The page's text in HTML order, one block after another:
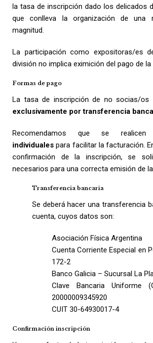
la tasa de inscripción dado los delicados
que conlleva la organización de una
magnitud.
La participación como expositoras/es
división no implica eximición del pago de la
Formas de pago
La tasa de inscripción de no socias/os
exclusivamente por transferencia
Recomendamos que se
individuales para facilitar la facturación.
confirmación de la inscripción, se
necesarios para una correcta emisión de
Transferencia bancaria
Se deberá hacer una transferencia
cuenta, cuyos datos son:
Asociación Física Argentina
Cuenta Corriente Especial en
172-2
Banco Galicia – Sucursal La
Clave Bancaria Uniforme
20000009345920
CUIT 30-64930017-4
Confirmación inscripción